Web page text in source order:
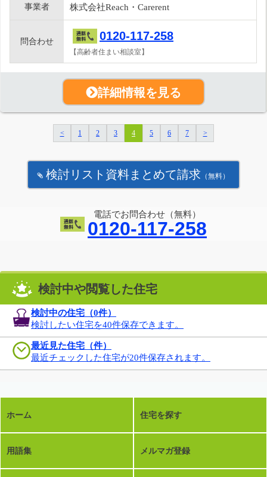
事業者 株式会社Reach・Carerent
問合わせ 0120-117-258
【高齢者住まい相談室】
詳細情報を見る
< 1 2 3 4 5 6 7 >
検討リスト資料まとめて請求 （無料）
電話でお問合わせ（無料）
0120-117-258
検討中や閲覧した住宅
検討中の住宅（0件）
検討したい住宅を40件保存できます。
最近見た住宅（件）
最近チェックした住宅が20件保存されます。
ホーム 住宅を探す
用語集 メルマガ登録